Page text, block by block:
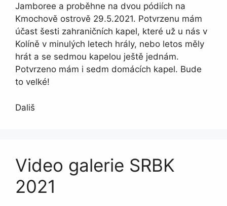
Jamboree a proběhne na dvou pódiích na
Kmochově ostrově 29.5.2021. Potvrzenu mám
účast šesti zahraničních kapel, které už u nás v
Kolíně v minulých letech hrály, nebo letos měly
hrát a se sedmou kapelou ještě jednám.
Potvrzeno mám i sedm domácích kapel. Bude
to velké!
Dališ
Video galerie SRBK
2021